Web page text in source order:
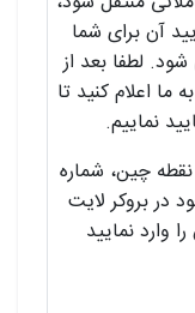
آن برای شما
لطفا بعد از
ما اعلام کنید تا
نماییم.
چین، شماره
در بروکر لایت
وارد نمایید